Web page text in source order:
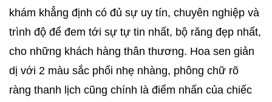
khám khẳng định có đủ sự uy tín, chuyên nghiệp và
trình độ để đem tới sự tự tin nhất, bộ răng đẹp nhất,
cho những khách hàng thân thương. Hoa sen giản
dị với 2 màu sắc phối nhẹ nhàng, phông chữ rõ
ràng thanh lịch cũng chính là điểm nhấn của chiếc